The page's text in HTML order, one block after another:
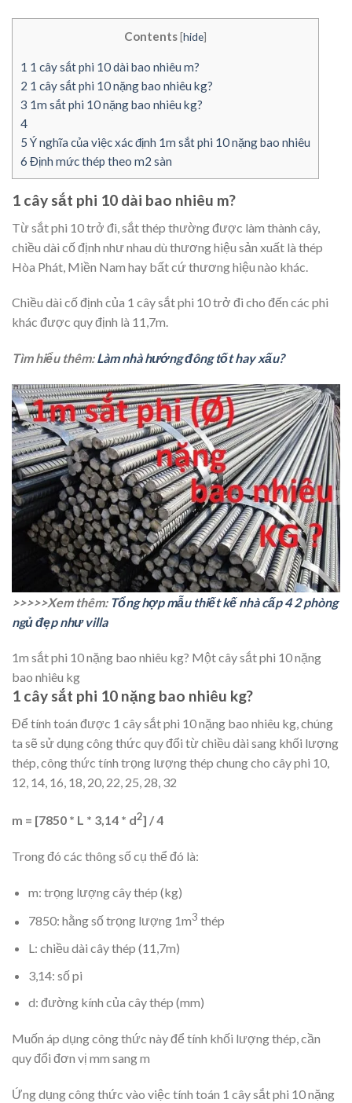
Contents[hide]
1 1 cây sắt phi 10 dài bao nhiêu m?
2 1 cây sắt phi 10 nặng bao nhiêu kg?
3 1m sắt phi 10 nặng bao nhiêu kg?
4
5 Ý nghĩa của việc xác định 1m sắt phi 10 nặng bao nhiêu
6 Định mức thép theo m2 sàn
1 cây sắt phi 10 dài bao nhiêu m?
Từ sắt phi 10 trở đi, sắt thép thường được làm thành cây,
chiều dài cố định như nhau dù thương hiệu sản xuất là thép
Hòa Phát, Miền Nam hay bất cứ thương hiệu nào khác.
Chiều dài cố định của 1 cây sắt phi 10 trở đi cho đến các phi
khác được quy định là 11,7m.
Tìm hiểu thêm:Làm nhà hướng đông tốt hay xấu?
>>>>>Xem thêm: Tổng hợp mẫu thiết kế nhà cấp 4 2 phòng
ngủ đẹp như villa
1m sắt phi 10 nặng bao nhiêu kg? Một cây sắt phi 10 nặng
bao nhiêu kg
1 cây sắt phi 10 nặng bao nhiêu kg?
Để tính toán được 1 cây sắt phi 10 nặng bao nhiêu kg, chúng
ta sẽ sử dụng công thức quy đổi từ chiều dài sang khối lượng
thép, công thức tính trọng lượng thép chung cho cây phi 10,
12, 14, 16, 18, 20, 22, 25, 28, 32
m = [7850 * L * 3,14 * d2] / 4
Trong đó các thông số cụ thể đó là:
m: trọng lượng cây thép (kg)
7850: hằng số trọng lượng 1m3 thép
L: chiều dài cây thép (11,7m)
3,14: số pi
d: đường kính của cây thép (mm)
Muốn áp dụng công thức này để tính khối lượng thép, cần
quy đổi đơn vị mm sang m
Ứng dụng công thức vào việc tính toán 1 cây sắt phi 10 nặng